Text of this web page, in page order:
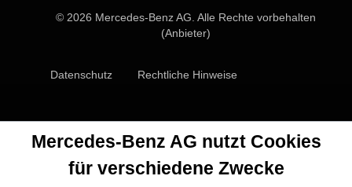
© 2026 Mercedes-Benz AG. Alle Rechte vorbehalten
(Anbieter)
Datenschutz Rechtliche Hinweise
Mercedes-Benz AG nutzt Cookies
für verschiedene Zwecke